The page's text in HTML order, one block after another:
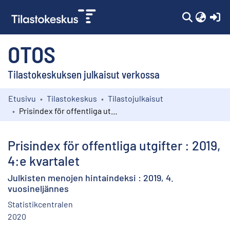
OTOS
Tilastokeskuksen julkaisut verkossa
Kokoelmat
Etusivu Tilastokeskus
Tilastojulkaisut
Prisindex för offentliga utgifter : 2019,
4:e kvartalet
Julkisten menojen hintaindeksi : 2019, 4.
vuosineljännes
Statistikcentralen
2020